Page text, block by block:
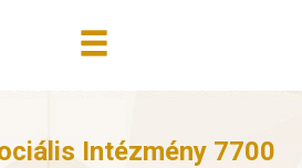
Intézmény 7700